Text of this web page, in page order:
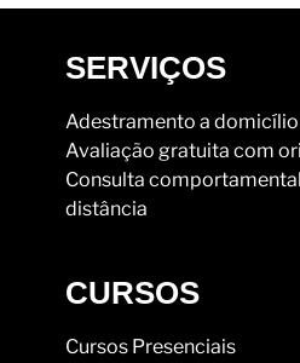
SERVIÇOS
Adestramento a
Avaliação gratuita com
Consulta
distância
CURSOS
Cursos Presenciais